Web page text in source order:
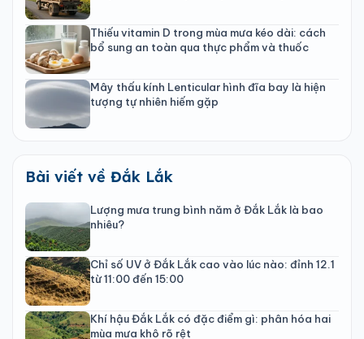
Thiếu vitamin D trong mùa mưa kéo dài: cách
bổ sung an toàn qua thực phẩm và thuốc
Mây thấu kính Lenticular hình đĩa bay là hiện
tượng tự nhiên hiếm gặp
Bài viết về Đắk Lắk
Lượng mưa trung bình năm ở Đắk Lắk là bao
nhiêu?
Chỉ số UV ở Đắk Lắk cao vào lúc nào: đỉnh 12.1
từ 11:00 đến 15:00
Khí hậu Đắk Lắk có đặc điểm gì: phân hóa hai
mùa mưa khô rõ rệt